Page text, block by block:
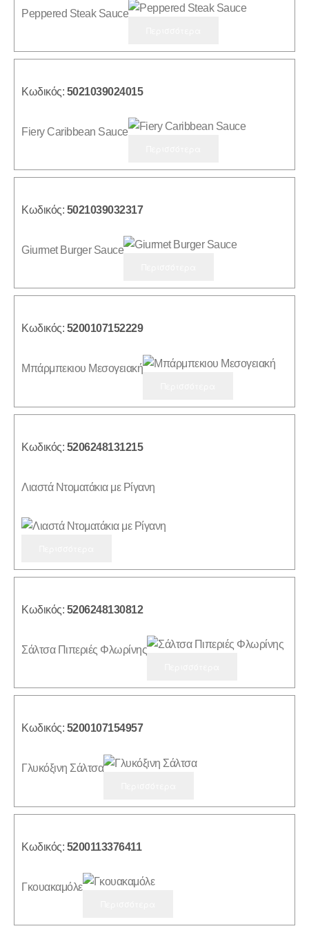
Peppered Steak Sauce
Κωδικός: 5021039024015
Fiery Caribbean Sauce
Κωδικός: 5021039032317
Giurmet Burger Sauce
Κωδικός: 5200107152229
Mπάρμπεκιου Μεσογειακή
Κωδικός: 5206248131215
Λιαστά Ντοματάκια με Ρίγανη
Κωδικός: 5206248130812
Σάλτσα Πιπεριές Φλωρίνης
Κωδικός: 5200107154957
Γλυκόξινη Σάλτσα
Κωδικός: 5200113376411
Γκουακαμόλε